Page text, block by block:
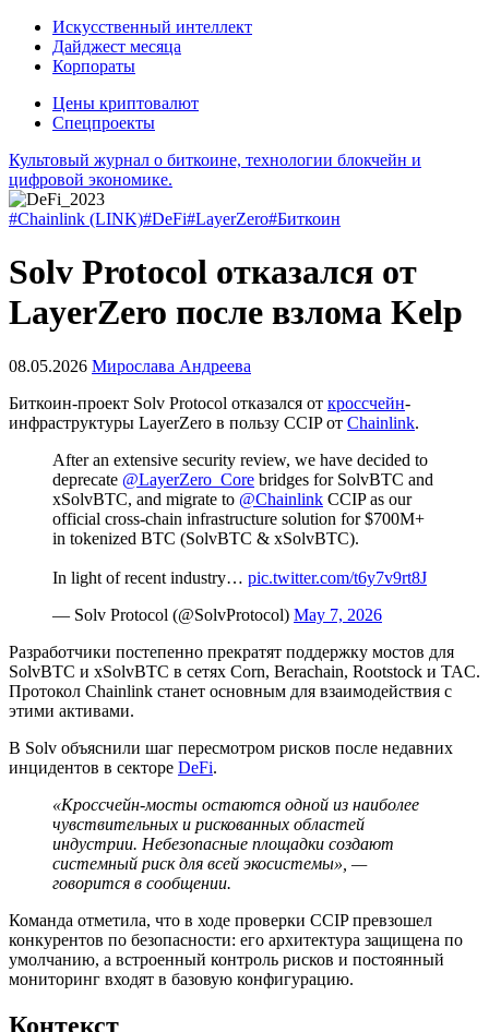
Искусственный интеллект
Дайджест месяца
Корпораты
Цены криптовалют
Спецпроекты
Культовый журнал о биткоине, технологии блокчейн и
цифровой экономике.
#Chainlink (LINK)#DeFi#LayerZero#Биткоин
Solv Protocol отказался от
LayerZero после взлома Kelp
08.05.2026 Мирослава Андреева
Биткоин-проект Solv Protocol отказался от кроссчейн-
инфраструктуры LayerZero в пользу CCIPот Chainlink.
After an extensive security review, we have decided to
deprecate @LayerZero_Core bridges for SolvBTC and
xSolvBTC, and migrate to @Chainlink CCIP as our
official cross-chain infrastructure solution for $700M+
in tokenized BTC (SolvBTC & xSolvBTC).
In light of recent industry… pic.twitter.com/t6y7v9rt8J
— Solv Protocol (@SolvProtocol) May 7, 2026
Разработчики постепенно прекратят поддержку мостов для
SolvBTC и xSolvBTC в сетях Corn, Berachain, Rootstock и TAC.
Протокол Chainlink станет основным для взаимодействия с
этими активами.
В Solv объяснили шаг пересмотром рисков после недавних
инцидентов в секторе DeFi.
«Кроссчейн-мосты остаются одной из наиболее
чувствительных и рискованных областей
индустрии. Небезопасные площадки создают
системный риск для всей экосистемы», —
говорится в сообщении.
Команда отметила, что в ходе проверки CCIP превзошел
конкурентов по безопасности: его архитектура защищена по
умолчанию, а встроенный контроль рисков и постоянный
мониторинг входят в базовую конфигурацию.
Контекст